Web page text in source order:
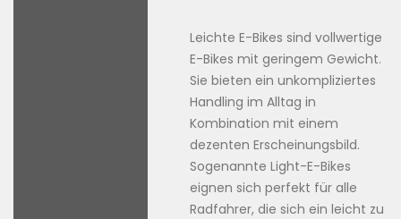
Leichte E-Bikes sind vollwertige
E-Bikes mit geringem Gewicht.
Sie bieten ein unkompliziertes
Handling im Alltag in
Kombination mit einem
dezenten Erscheinungsbild.
Sogenannte Light-E-Bikes
eignen sich perfekt für alle
Radfahrer, die sich ein leicht zu